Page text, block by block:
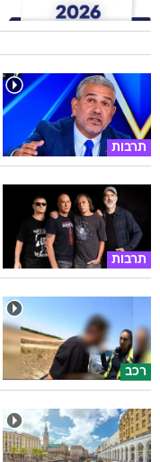
תרבות
תרבות
רכב